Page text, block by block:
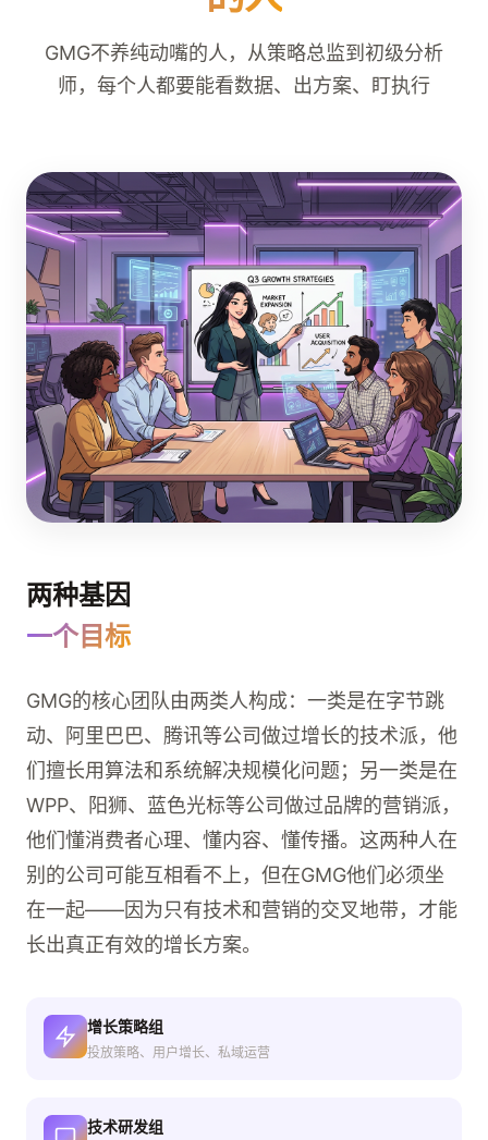
GMG不养纯动嘴的人，从策略总监到初级分析
师，每个人都要能看数据、出方案、盯执行
两种基因
一个目标
GMG的核心团队由两类人构成：一类是在字节跳
动、阿里巴巴、腾讯等公司做过增长的技术派，他
们擅长用算法和系统解决规模化问题；另一类是在
WPP、阳狮、蓝色光标等公司做过品牌的营销派，
他们懂消费者心理、懂内容、懂传播。这两种人在
别的公司可能互相看不上，但在GMG他们必须坐
在一起——因为只有技术和营销的交叉地带，才能
长出真正有效的增长方案。
增长策略组
投放策略、用户增长、私域运营
技术研发组